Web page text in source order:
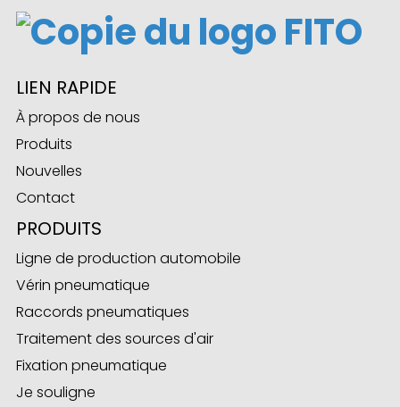
LIEN RAPIDE
À propos de nous
Produits
Nouvelles
Contact
PRODUITS
Ligne de production automobile
Vérin pneumatique
Raccords pneumatiques
Traitement des sources d'air
Fixation pneumatique
Je souligne